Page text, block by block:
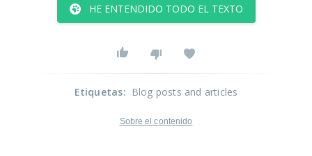
HE ENTENDIDO TODO EL TEXTO
Etiquetas: Blog posts and articles
Sobre el contenido